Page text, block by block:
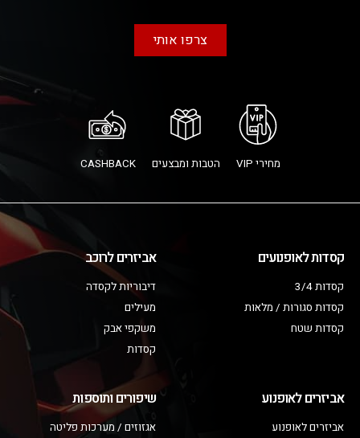
צרפו אותי
מחירי VIP הטבות ומבצעים CASHBACK
קסדות לאופנועים
קסדות 3/4
קסדות סגורות / מלאות
קסדות שטח
אביזרים לרוכב
דיבוריות לקסדה
מעילים
משקפי אבק
קסדות
אביזרים לאופנוע
אביזרים לאופנוע
שיפורים ותוספות
אגזוזים / מערכות פליטה